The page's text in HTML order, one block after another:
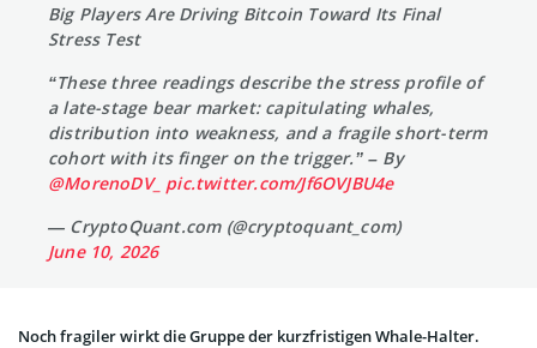
Big Players Are Driving Bitcoin Toward Its Final
Stress Test
“These three readings describe the stress profile of
a late-stage bear market: capitulating whales,
distribution into weakness, and a fragile short-term
cohort with its finger on the trigger.” – By
@MorenoDV_ pic.twitter.com/Jf6OVJBU4e
— CryptoQuant.com (@cryptoquant_com)
June 10, 2026
Noch fragiler wirkt die Gruppe der kurzfristigen Whale-Halter.